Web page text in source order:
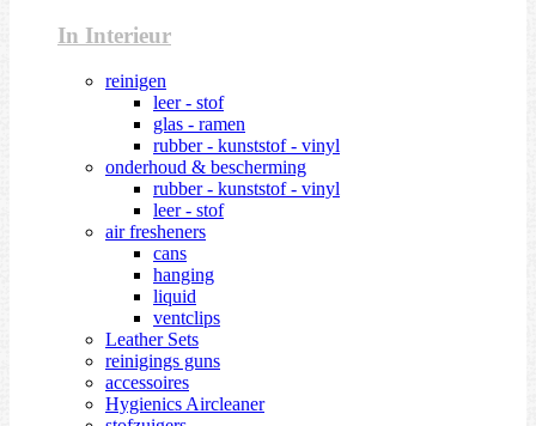
In Interieur
reinigen
leer - stof
glas - ramen
rubber - kunststof - vinyl
onderhoud & bescherming
rubber - kunststof - vinyl
leer - stof
air fresheners
cans
hanging
liquid
ventclips
Leather Sets
reinigings guns
accessoires
Hygienics Aircleaner